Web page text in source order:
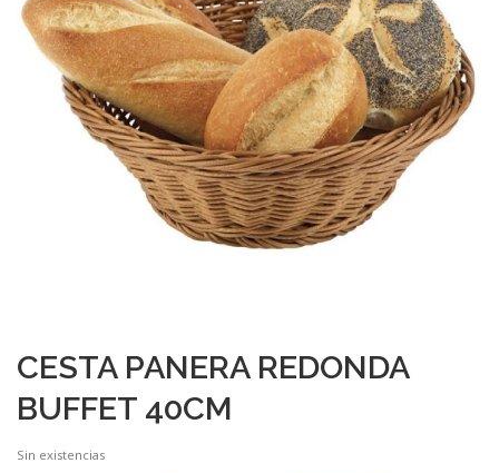
CESTA PANERA REDONDA
BUFFET 40CM
Sin existencias